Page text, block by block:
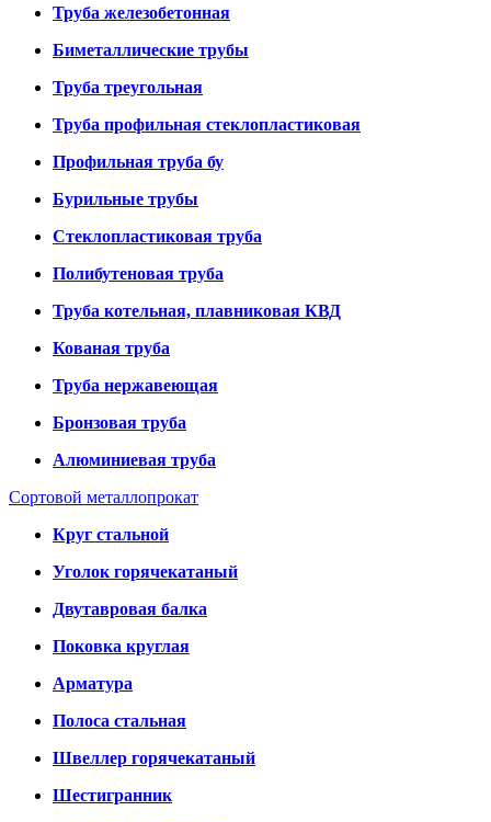
Труба железобетонная
Биметаллические трубы
Труба треугольная
Труба профильная стеклопластиковая
Профильная труба бу
Бурильные трубы
Стеклопластиковая труба
Полибутеновая труба
Труба котельная, плавниковая КВД
Кованая труба
Труба нержавеющая
Бронзовая труба
Алюминиевая труба
Сортовой металлопрокат
Круг стальной
Уголок горячекатаный
Двутавровая балка
Поковка круглая
Арматура
Полоса стальная
Швеллер горячекатаный
Шестигранник